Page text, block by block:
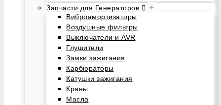
Запчасти для Генераторов
+
Виброамортизаторы
Воздушные фильтры
Выключатели и AVR
Глушители
Замки зажигания
Карбюраторы
Катушки зажигания
Краны
Масла